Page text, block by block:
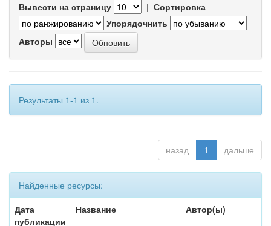
Вывести на страницу | Сортировка
Упорядочнить
Авторы
Результаты 1-1 из 1.
назад 1 дальше
Найденные ресурсы:
Дата
публикации
Название Автор(ы)